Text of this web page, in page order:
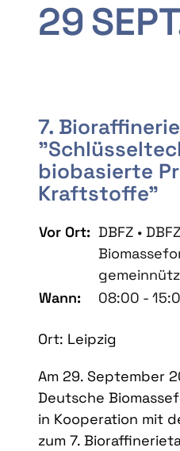
29
7.
biobasierte
Kraftstoffe"
Vor Ort: DBFZ •
Wann:
08:00 -
Ort: Leipzig
Am 29. September
Deutsche
in Kooperation mit
zum 7.